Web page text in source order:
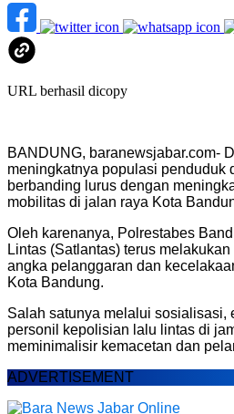
URL berhasil dicopy
BANDUNG, baranewsjabar.com-
meningkatnya populasi penduduk
berbanding lurus dengan
mobilitas di jalan raya Kota
Oleh karenanya, Polrestabes
Lintas (Satlantas) terus
angka pelanggaran dan
Kota Bandung.
Salah satunya melalui sosialisasi,
personil kepolisian lalu lintas di
meminimalisir kemacetan dan
ADVERTISEMENT